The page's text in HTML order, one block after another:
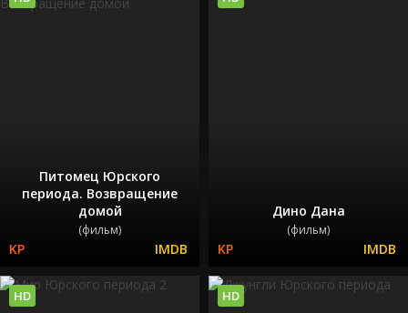
Питомец Юрского
периода. Возвращение
домой
(фильм)
Дино Дана
(фильм)
HD HD